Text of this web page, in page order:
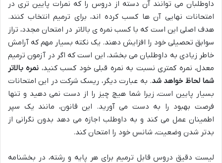
داوطلبان می توانند آن دسته از دروس را که نمرات پایین تری در
امتحانات نهایی آن ها کسب کرده اند، برای ترمیم انتخاب کنند.
هدف اصلی این است که با کسب نمره ی بالاتر در امتحان مجدد، تراز
سوابق تحصیلی خود را افزایش دهند. یک نکته بسیار مهم که آرامش
خاطر زیادی به داوطلبان می بخشد، این است که اگر در آزمون ترمیم
معدل، نمره کمتری نسبت به نمره قبلی خود کسب کنید، نمره بالاتر
شما لحاظ خواهد شد. به عبارت دیگر، ریسک شرکت در این امتحانات
بسیار پایین است، زیرا شما هیچ چیز را از دست نمی دهید و تنها
فرصت بهبود را به دست می آورید. این قانون، مانند یک سپر
اطمینان عمل می کند و به داوطلب اجازه می دهد بدون نگرانی از
بدتر شدن وضعیت، شانس خود را امتحان کند.
لیست دقیق دروس قابل ترمیم برای هر پایه و رشته، در بخشنامه